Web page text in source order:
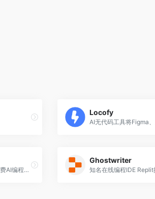
Locofy
国内团队开发的免费AI编程助手
Ghostwriter